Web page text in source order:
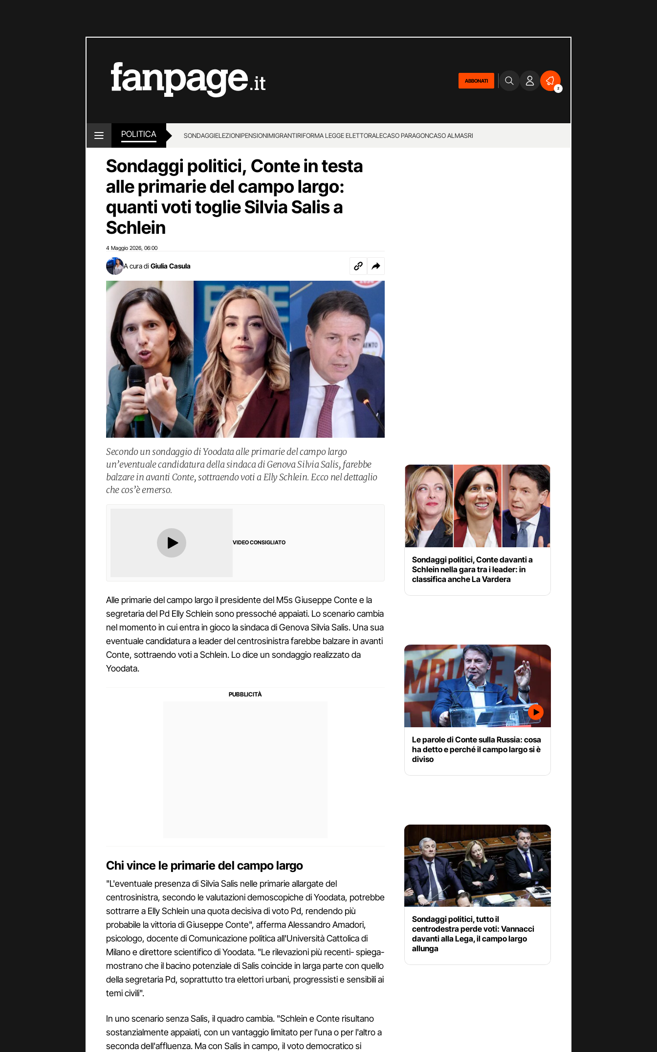
ABBONATI
2
POLITICA SONDAGGIELEZIONIPENSIONIMIGRANTIRIFORMA LEGGE ELETTORALECASO PARAGONCASO ALMASRI
Sondaggi politici, Conte in testa
alle primarie del campo largo:
quanti voti toglie Silvia Salis a
Schlein
4 Maggio 2026 06:00
A cura di Giulia Casula
Secondo un sondaggio di Yoodata alle primarie del campo largo
un’eventuale candidatura della sindaca di Genova Silvia Salis, farebbe
balzare in avanti Conte, sottraendo voti a Elly Schlein. Ecco nel dettaglio
che cos’è emerso.
VIDEO CONSIGLIATO
Alle primarie del campo largo il presidente del M5s Giuseppe Conte e la
segretaria del Pd Elly Schlein sono pressoché appaiati. Lo scenario cambia
nel momento in cui entra in gioco la sindaca di Genova Silvia Salis. Una sua
eventuale candidatura a leader del centrosinistra farebbe balzare in avanti
Conte, sottraendo voti a Schlein. Lo dice un sondaggio realizzato da
Yoodata.
Chi vince le primarie del campo largo
"L'eventuale presenza di Silvia Salis nelle primarie allargate del
centrosinistra, secondo le valutazioni demoscopiche di Yoodata, potrebbe
sottrarre a Elly Schlein una quota decisiva di voto Pd, rendendo più
probabile la vittoria di Giuseppe Conte", afferma Alessandro Amadori,
psicologo, docente di Comunicazione politica all'Università Cattolica di
Milano e direttore scientifico di Yoodata. "Le rilevazioni più recenti- spiega-
mostrano che il bacino potenziale di Salis coincide in larga parte con quello
della segretaria Pd, soprattutto tra elettori urbani, progressisti e sensibili ai
temi civili".
In uno scenario senza Salis, il quadro cambia. "Schlein e Conte risultano
sostanzialmente appaiati, con un vantaggio limitato per l'una o per l'altro a
seconda dell'affluenza. Ma con Salis in campo, il voto democratico si
Sondaggi politici, Conte davanti a
Schlein nella gara tra i leader: in
classifica anche La Vardera
Le parole di Conte sulla Russia: cosa
ha detto e perché il campo largo si è
diviso
Sondaggi politici, tutto il
centrodestra perde voti: Vannacci
davanti alla Lega, il campo largo
allunga